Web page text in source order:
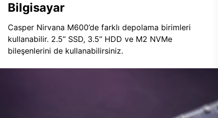
Bilgisayar
Casper Nirvana M600’de farklı depolama birimleri
kullanabilir. 2.5’’ SSD, 3.5’’ HDD ve M2 NVMe
bileşenlerini de kullanabilirsiniz.